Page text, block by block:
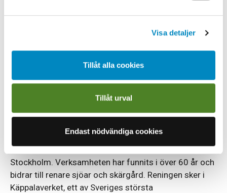
Visa detaljer
Tillåt alla cookies
Tillåt urval
Endast nödvändiga cookies
Meriterande är erfarenhet från kommersiell
relevant akademisk examen och kunna kommunicera
flytande på svenska samt ha goda kunskaper i
engelska, både i tal och skrift.
Om verksamheten
Käppalaförbundet är ett kommunalförbund som renar
avloppsvatten åt elva kommuner norr och öster om
Stockholm. Verksamheten har funnits i över 60 år och
bidrar till renare sjöar och skärgård. Reningen sker i
Käppalaverket, ett av Sveriges största